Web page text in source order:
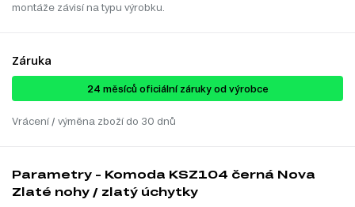
montáže závisí na typu výrobku.
Záruka
24 ​​​​měsíců oficiální záruky od výrobce
Vrácení / výměna zboží do 30 dnů
Parametry - Komoda KSZ104 černá Nova
Zlaté nohy / zlatý úchytky